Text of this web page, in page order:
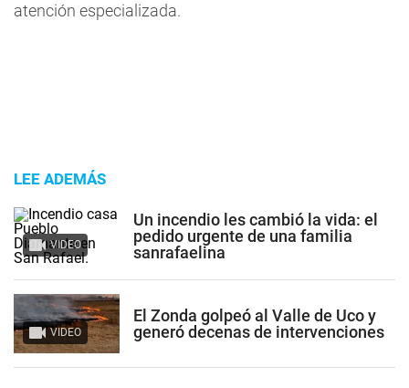
atención especializada.
LEE ADEMÁS
VIDEO
Un incendio les cambió la vida: el
pedido urgente de una familia
sanrafaelina
VIDEO
El Zonda golpeó al Valle de Uco y
generó decenas de intervenciones